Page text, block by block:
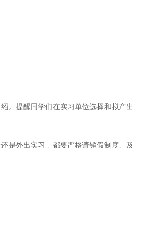
。提醒同学们在实习单位选择和拟产出
是外出实习，都要严格请销假制度、及